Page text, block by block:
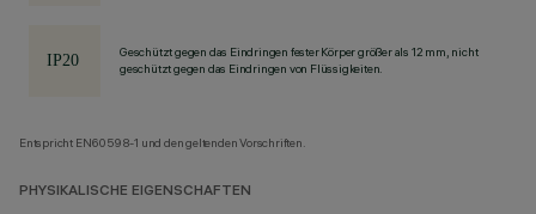
Geschützt gegen das Eindringen fester Körper größer als 12 mm, nicht
geschützt gegen das Eindringen von Flüssigkeiten.
Entspricht EN60598-1 und den geltenden Vorschriften.
PHYSIKALISCHE EIGENSCHAFTEN